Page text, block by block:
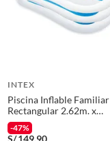
INTEX
Piscina Inflable Familiar
Rectangular 2.62m. x
1.75m x 56 cm
-47%
S/149.90